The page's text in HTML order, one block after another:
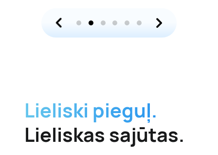
Lieliski pieguļ.
Lieliskas sajūtas.